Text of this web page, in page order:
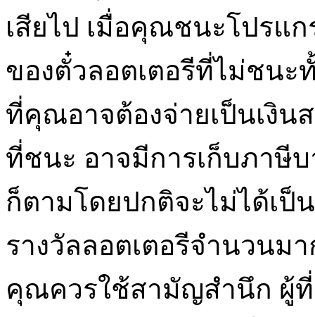
เสียไป เมื่อคุณชนะโปรแ
ของตั๋วลอตเตอรีที่ไม่ชนะ
ที่คุณอาจต้องจ่ายเป็นเงิ
ที่ชนะ อาจมีการเก็บภาษี
ก็ตามโดยปกติจะไม่ได้เ
รางวัลลอตเตอรีจำนวนม
คุณควรใช้สามัญสำนึก ผู้ที่